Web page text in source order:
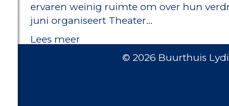
ervaren weinig ruimte om over hun
juni organiseert Theater…
Lees meer
© 2026 Buurthuis